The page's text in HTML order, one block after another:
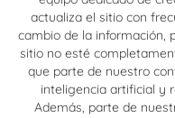
actualiza el sitio con
cambio de la información,
sitio no esté
que parte de nuestro
inteligencia artificial y
Además, parte de